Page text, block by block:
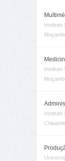
Instituto
Instituto
Instituto